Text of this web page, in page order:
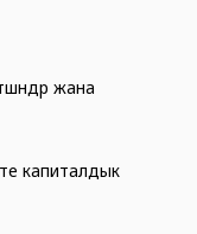
жана
капиталдык